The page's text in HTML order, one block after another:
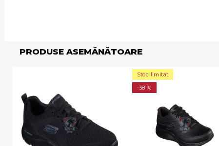
PRODUSE ASEMĂNĂTOARE
Stoc limitat
-38 %